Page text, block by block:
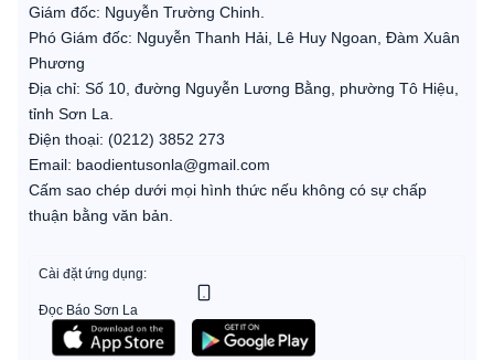
Giám đốc: Nguyễn Trường Chinh.
Phó Giám đốc: Nguyễn Thanh Hải, Lê Huy Ngoan, Đàm Xuân
Phương
Địa chỉ: Số 10, đường Nguyễn Lương Bằng, phường Tô Hiệu,
tỉnh Sơn La.
Điện thoại: (0212) 3852 273
Email: baodientusonla@gmail.com
Cấm sao chép dưới mọi hình thức nếu không có sự chấp
thuận bằng văn bản.
Cài đặt ứng dụng:
Đọc Báo Sơn La